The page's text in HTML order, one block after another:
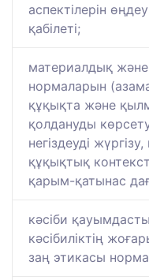
аспектілерін
қабілеті;
материалдық және
нормаларын
құқықта және
қолдануды
негіздеуді
құқықтық
қарым-қатынас
кәсіби
кәсібиліктің
заң этикасы